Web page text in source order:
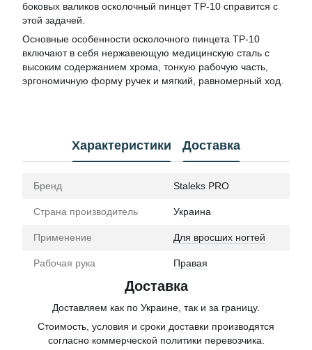
боковых валиков осколочный пинцет TP-10 справится с
этой задачей.
Основные особенности осколочного пинцета TP-10
включают в себя нержавеющую медицинскую сталь с
высоким содержанием хрома, тонкую рабочую часть,
эргономичную форму ручек и мягкий, равномерный ход.
Характеристики Доставка
Бренд Staleks PRO
Страна производитель Украина
Применение Для вросших ногтей
Рабочая рука Правая
Доставка
Доставляем как по Украине, так и за границу.
Стоимость, условия и сроки доставки производятся
согласно коммерческой политики перевозчика.